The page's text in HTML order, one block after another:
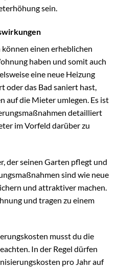
sein.
einen erheblichen
haben und somit auch
eine neue Heizung
oder das Bad saniert hast,
auf die Mieter umlegen. Es ist
detailliert
im Vorfeld darüber zu
der seinen Garten pflegt und
sind wie neue
und attraktiver machen.
und tragen zu einem
musst du die
In der Regel dürfen
pro Jahr auf